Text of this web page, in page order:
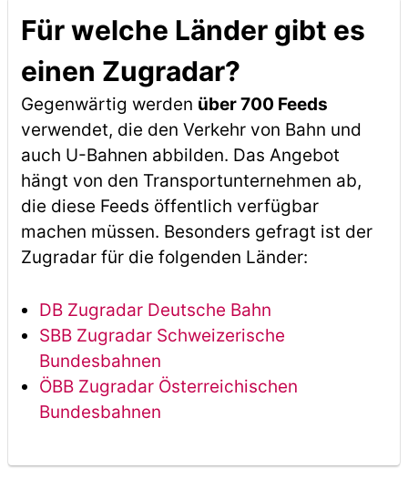
Für welche Länder gibt es
einen Zugradar?
Gegenwärtig werden über 700 Feeds
verwendet, die den Verkehr von Bahn und
auch U-Bahnen abbilden. Das Angebot
hängt von den Transportunternehmen ab,
die diese Feeds öffentlich verfügbar
machen müssen. Besonders gefragt ist der
Zugradar für die folgenden Länder:
DB Zugradar Deutsche Bahn
SBB Zugradar Schweizerische
Bundesbahnen
ÖBB Zugradar Österreichischen
Bundesbahnen